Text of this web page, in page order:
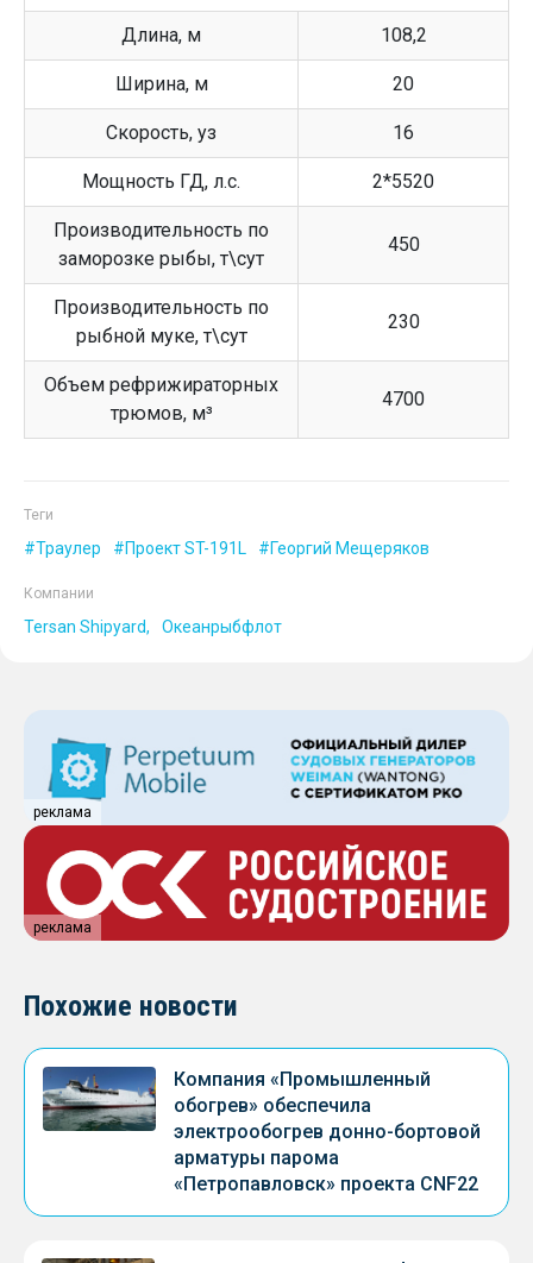
Длина, м 108,2
Ширина, м 20
Скорость, уз 16
Мощность ГД, л.с. 2*5520
Производительность по
заморозке рыбы, т\сут
450
Производительность по
рыбной муке, т\сут
230
Объем рефрижираторных
трюмов, м³
4700
Теги
Траулер Проект ST-191L Георгий Мещеряков
Компании
Tersan Shipyard Океанрыбфлот
реклама
реклама
Похожие новости
Компания «Промышленный
обогрев» обеспечила
электрообогрев донно-бортовой
арматуры парома
«Петропавловск» проекта CNF22